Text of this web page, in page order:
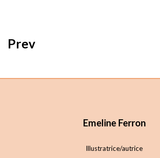
Prev
Emeline Ferron
Illustratrice/autrice